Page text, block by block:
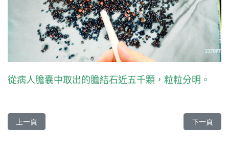
從病人膽囊中取出的膽結石近五千顆，粒粒分明。
上一篇文章: 皮膚科拯救「圓形禿」《人醫心傳》248期
上一頁 下一篇文
下一頁